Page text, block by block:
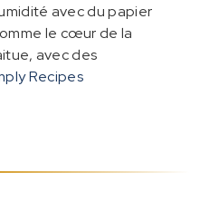
avec du papier
le cœur de la
avec des
Recipes